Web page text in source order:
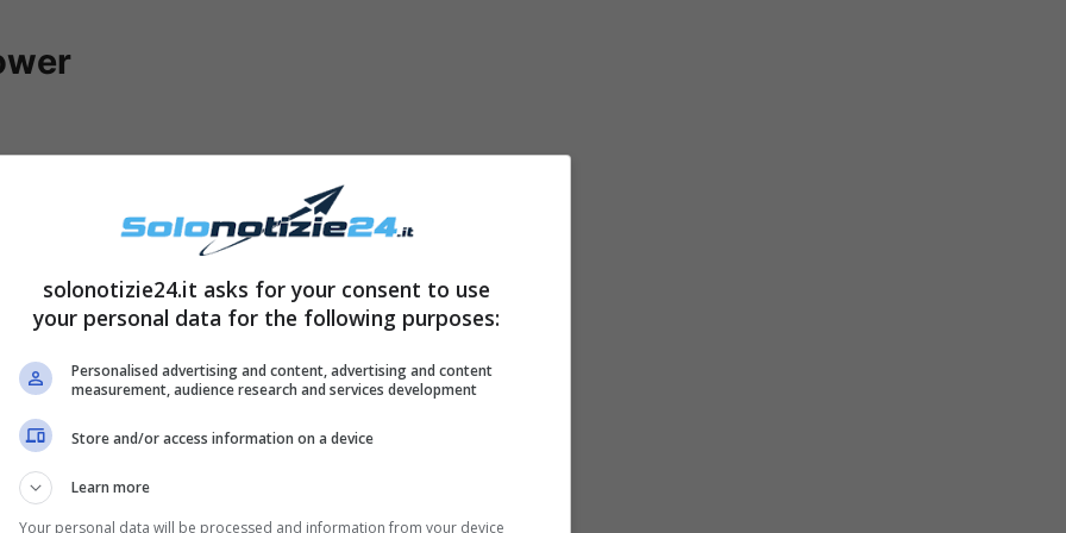
più amate di sempre, e la sua carriera è
sui social, pubblica inoltre frequentemente
e la sua intensaattività lavorativa. Il suo
solonotizie24.it asks for your consent to use
your personal data for the following purposes:
Personalised advertising and content, advertising and content
measurement, audience research and services development
Store and/or access information on a device
Learn more
Your personal data will be processed and information from your device